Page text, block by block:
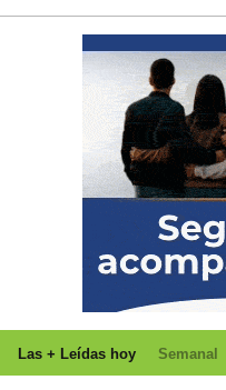
Las + Leídas hoy Semanal